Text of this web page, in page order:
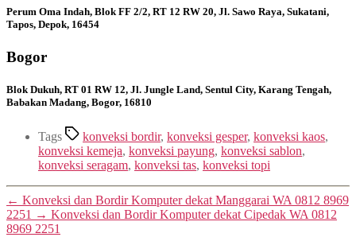
Perum Oma Indah, Blok FF 2/2, RT 12 RW 20, Jl. Sawo Raya, Sukatani,
Tapos, Depok, 16454
Bogor
Blok Dukuh, RT 01 RW 12, Jl. Jungle Land, Sentul City, Karang Tengah,
Babakan Madang, Bogor, 16810
Tags konveksi bordir, konveksi gesper, konveksi kaos,
konveksi kemeja, konveksi payung, konveksi sablon,
konveksi seragam, konveksi tas, konveksi topi
← Konveksi dan Bordir Komputer dekat Manggarai WA 0812 8969
2251 → Konveksi dan Bordir Komputer dekat Cipedak WA 0812
8969 2251